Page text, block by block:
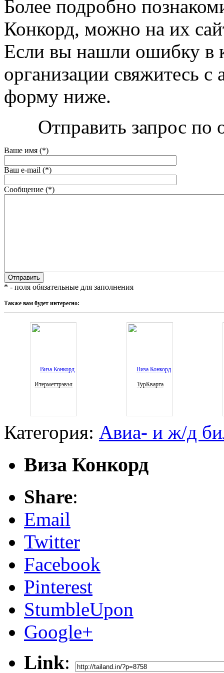
Более подробно
Конкорд, можно на их
Если вы нашли ошибку в
организации свяжитесь
форму ниже.
Отправить запрос по
Ваше имя (*)
Ваш e-mail (*)
Сообщение (*)
* - поля обязательные для заполнения
Также вам будет интересно:
Итерметтрэвэл ТурКварта
Категория: Авиа- и ж/д
Виза Конкорд
Share:
Email
Twitter
Facebook
Pinterest
StumbleUpon
Google+
Link: